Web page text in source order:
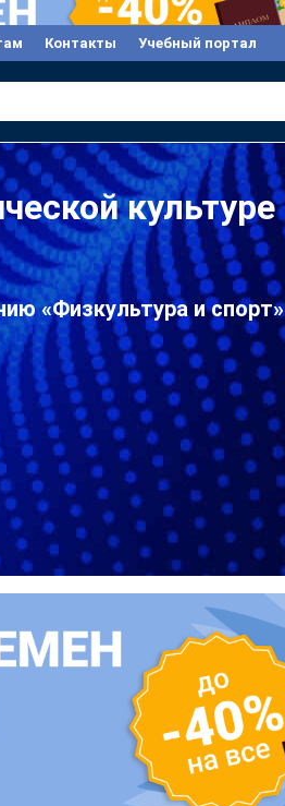
Контакты Учебный портал
культуре
«Физкультура и спорт»